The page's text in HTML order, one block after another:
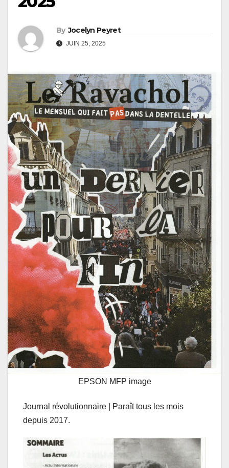
By Jocelyn Peyret
JUIN 25, 2025
EPSON MFP image
Journal révolutionnaire | Paraît tous les mois
depuis 2017.